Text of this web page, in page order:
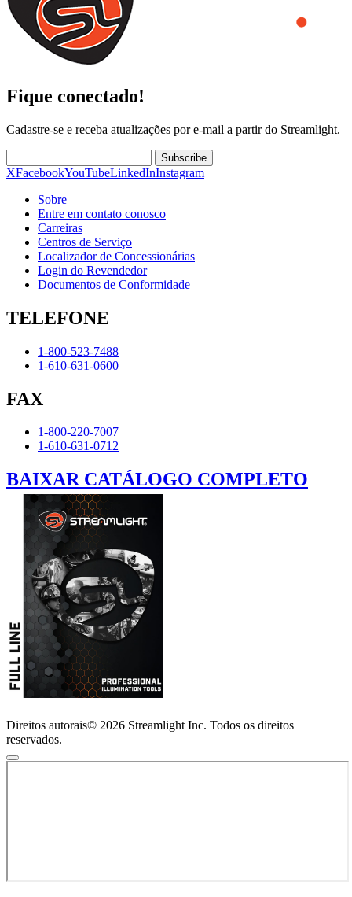
Fique conectado!
Cadastre-se e receba atualizações por e-mail a partir do Streamlight.
Subscribe
XFacebookYouTubeLinkedInInstagram
Sobre
Entre em contato conosco
Carreiras
Centros de Serviço
Localizador de Concessionárias
Login do Revendedor
Documentos de Conformidade
TELEFONE
1-800-523-7488
1-610-631-0600
FAX
1-800-220-7007
1-610-631-0712
BAIXAR CATÁLOGO COMPLETO
Direitos autorais© 2026 Streamlight Inc. Todos os direitos
reservados.